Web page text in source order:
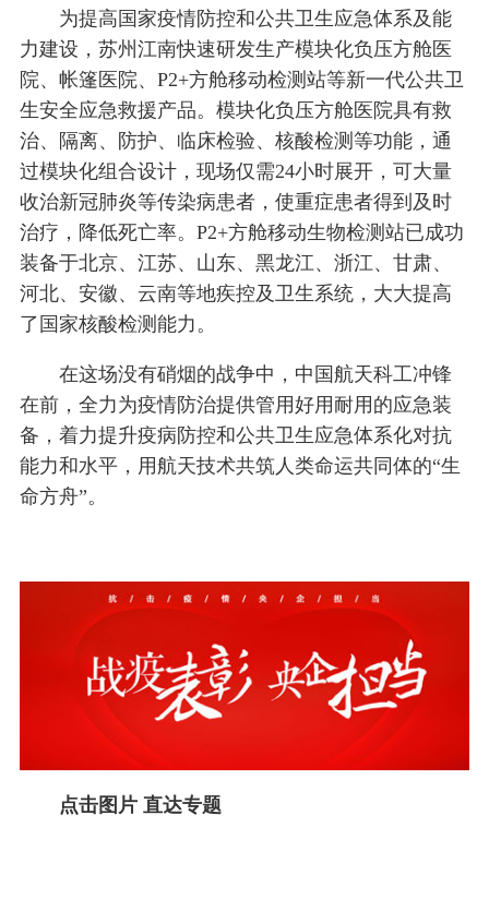
为提高国家疫情防控和公共卫生应急体系及能
力建设，苏州江南快速研发生产模块化负压方舱医
院、帐篷医院、P2+方舱移动检测站等新一代公共卫
生安全应急救援产品。模块化负压方舱医院具有救
治、隔离、防护、临床检验、核酸检测等功能，通
过模块化组合设计，现场仅需24小时展开，可大量
收治新冠肺炎等传染病患者，使重症患者得到及时
治疗，降低死亡率。P2+方舱移动生物检测站已成功
装备于北京、江苏、山东、黑龙江、浙江、甘肃、
河北、安徽、云南等地疾控及卫生系统，大大提高
了国家核酸检测能力。
在这场没有硝烟的战争中，中国航天科工冲锋
在前，全力为疫情防治提供管用好用耐用的应急装
备，着力提升疫病防控和公共卫生应急体系化对抗
能力和水平，用航天技术共筑人类命运共同体的“生
命方舟”。
点击图片 直达专题